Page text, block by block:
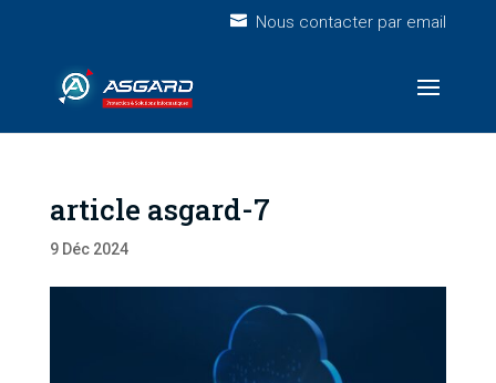
Nous contacter par email
article asgard-7
9 Déc 2024